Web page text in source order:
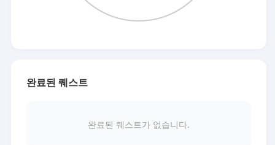
완료된 퀘스트
완료된 퀘스트가 없습니다.